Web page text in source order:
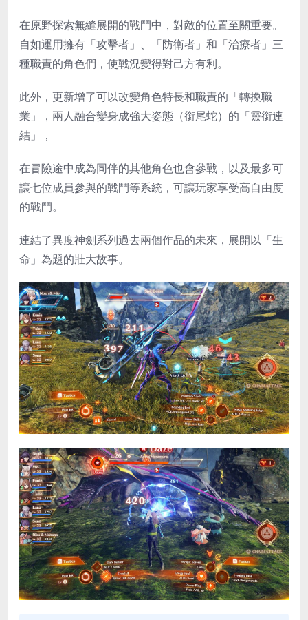
在原野探索無縫展開的戰鬥中，對敵的位置至關重要。
自如運用擁有「攻擊者」、「防衛者」和「治療者」三
種職責的角色們，使戰況變得對己方有利。
此外，更新增了可以改變角色特長和職責的「轉換職
業」，兩人融合變身成強大姿態（銜尾蛇）的「靈銜連
結」，
在冒險途中成為同伴的其他角色也會參戰，以及最多可
讓七位成員參與的戰鬥等系統，可讓玩家享受高自由度
的戰鬥。
連結了異度神劍系列過去兩個作品的未來，展開以「生
命」為題的壯大故事。